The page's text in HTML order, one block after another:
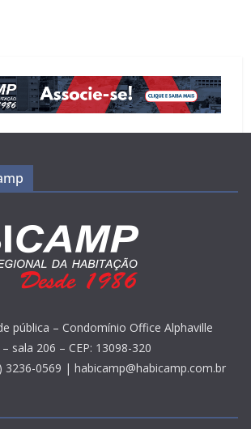
pública – Condomínio Office Alphaville
sala 206 – CEP: 13098-320
3236-0569 | habicamp@habicamp.com.br